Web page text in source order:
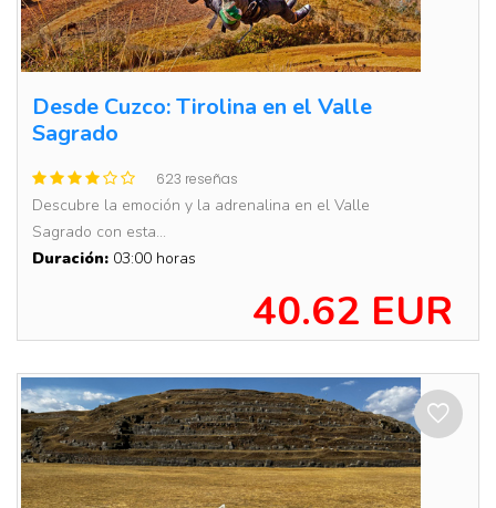
Desde Cuzco: Tirolina en el Valle
Sagrado
623 reseñas
Descubre la emoción y la adrenalina en el Valle
Sagrado con esta...
Duración: 03:00 horas
40.62 EUR